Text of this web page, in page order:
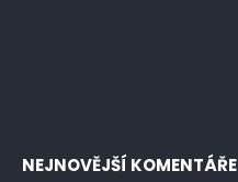
NEJNOVĚJŠÍ KOMENTÁŘE